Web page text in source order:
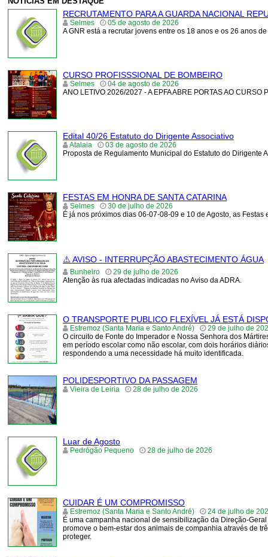
RECRUTAMENTO PARA A GUARDA NACIONAL
Selmes
05 de agosto de 2026
A GNR está a recrutar jovens entre os 18 anos e os 26 anos
CURSO PROFISSSIONAL DE BOMBEIRO
Selmes
04 de agosto de 2026
ANO LETIVO 2026/2027 - A EPFA ABRE PORTAS AO CURSO
Edital 40/26 Estatuto do Dirigente Associativo
Atalaia
03 de agosto de 2026
Proposta de Regulamento Municipal do Estatuto do Dirigente
FESTAS EM HONRA DE SANTA CATARINA
Selmes
30 de julho de 2026
É já nos próximos dias 06-07-08-09 e 10 de Agosto, as Festas
⚠️ AVISO - INTERRUPÇÃO ABASTECIMENTO ÁGUA
Bunheiro
29 de julho de 2026
Atenção às rua afectadas indicadas no Aviso da ADRA.
O TRANSPORTE PUBLICO FLEXÍVEL JÁ ESTÁ
Estremoz (Santa Maria e Santo André)
29 de julho de
O circuito de Fonte do Imperador e Nossa Senhora dos
em período escolar como não escolar, com dois horários
respondendo a uma necessidade há muito identificada.
POLIDESPORTIVO DA PASSAGEM
Vieira de Leiria 28 de julho de 2026
Luar de Agosto
Pedrógão Pequeno 28 de julho de 2026
CUIDAR É UM COMPROMISSO
Estremoz (Santa Maria e Santo André)
24 de julho de
É uma campanha nacional de sensibilização da Direção-
promove o bem-estar dos animais de companhia através de
proteger.